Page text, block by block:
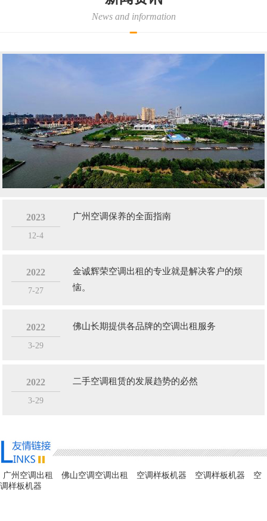
区办公楼、工地、厂房、临时办公点、集装箱住房提供相应的电器租
赁、销售、安装，并提供相应的后续保障服务。
1、服务周到，响应迅速。2、适用于各种场地。3、可根据不同场
News and information
2023
12-4
广州空调保养的全面指南
2022
7-27
金诚辉荣空调出租的专业就是解决客户的烦
恼。
2022
3-29
佛山长期提供各品牌的空调出租服务
2022
3-29
二手空调租赁的发展趋势的必然
广州空调出租 佛山空调空调出租 空调样板机器 空调样板机器
空
调样板机器